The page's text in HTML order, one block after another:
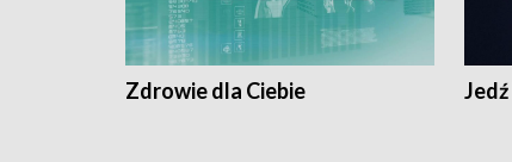
Zdrowie dla Ciebie